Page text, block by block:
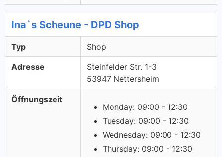
Ina`s Scheune - DPD Shop
Typ Shop
Adresse
Steinfelder Str. 1-3
53947 Nettersheim
Öffnungszeit
Monday: 09:00 - 12:30
Tuesday: 09:00 - 12:30
Wednesday: 09:00 - 12:30
Thursday: 09:00 - 12:30